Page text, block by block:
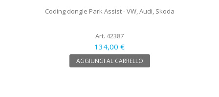
Coding dongle Park Assist - VW, Audi, Skoda
Art. 42387
134,00 €
AGGIUNGI AL CARRELLO